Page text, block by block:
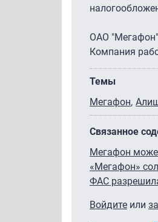
ОАО "Мегафон"
Компания
Темы
Мегафон
Связанное
Мегафон
«Мегафон»
ФАС
Войдите или